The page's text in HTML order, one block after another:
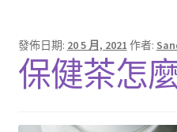
發佈日期: 20 5 月, 2021 作者:
保健茶怎